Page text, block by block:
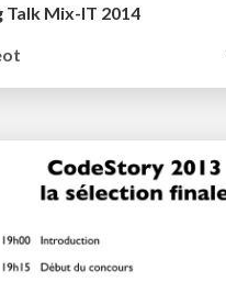
Talk Mix-IT 2014